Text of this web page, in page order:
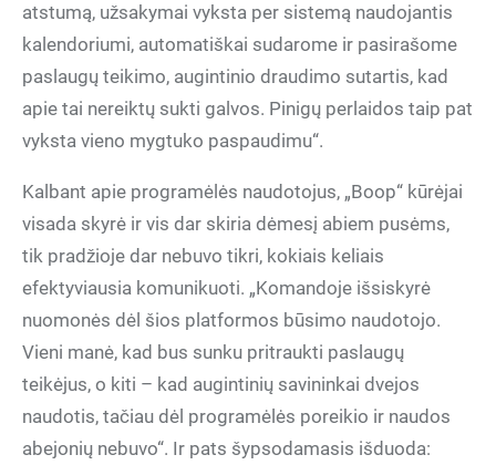
atstumą, užsakymai vyksta per sistemą naudojantis
kalendoriumi, automatiškai sudarome ir pasirašome
paslaugų teikimo, augintinio draudimo sutartis, kad
apie tai nereiktų sukti galvos. Pinigų perlaidos taip pat
vyksta vieno mygtuko paspaudimu“.
Kalbant apie programėlės naudotojus, „Boop“ kūrėjai
visada skyrė ir vis dar skiria dėmesį abiem pusėms,
tik pradžioje dar nebuvo tikri, kokiais keliais
efektyviausia komunikuoti. „Komandoje išsiskyrė
nuomonės dėl šios platformos būsimo naudotojo.
Vieni manė, kad bus sunku pritraukti paslaugų
teikėjus, o kiti – kad augintinių savininkai dvejos
naudotis, tačiau dėl programėlės poreikio ir naudos
abejonių nebuvo“. Ir pats šypsodamasis išduoda: